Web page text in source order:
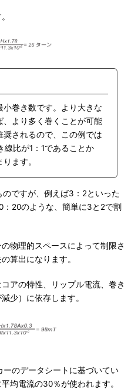
巻き数です。より大きな
より多く巻くことが可能
奨されるので、この例では
線比が1：1であることか
ます。
ですが、例えば3：2といった
20のような、簡単に3と2で割
物理的スペースによって制限さ
算出になります。
アの特性、リップル電流、巻き
少）に依存します。
のデータシートに基づいてい
均電流の30％が使われます。